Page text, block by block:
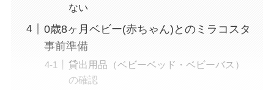
ない
0歳8ヶ月ベビー(赤ちゃん)とのミラコスタ
事前準備
貸出用品（ベビーベッド・ベビーバス）
の確認